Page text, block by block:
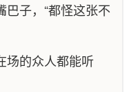
子，“都怪这张不
场的众人都能听